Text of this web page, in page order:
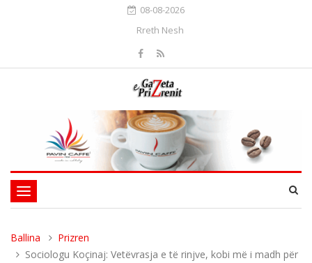
08-08-2026
Rreth Nesh
Toggle
navigation
Ballina
Prizren
Sociologu Koçinaj: Vetëvrasja e të rinjve, kobi më i madh për